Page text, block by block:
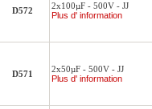
D572
2x100µF - 500V - JJ
Plus d' information
D571
2x50µF - 500V - JJ
Plus d' information